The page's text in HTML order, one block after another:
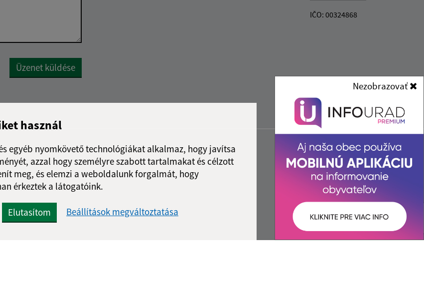
használ
egyéb nyomkövető technológiákat alkalmaz, hogy javítsa
azzal hogy személyre szabott tartalmakat és célzott
meg, és elemzi a weboldalunk forgalmát, hogy
érkeztek a látogatóink.
Elutasítom Beállítások megváltoztatása
Nezobrazovať
Google reCaptcha Response
Üzenet küldése
IČO: 00324868